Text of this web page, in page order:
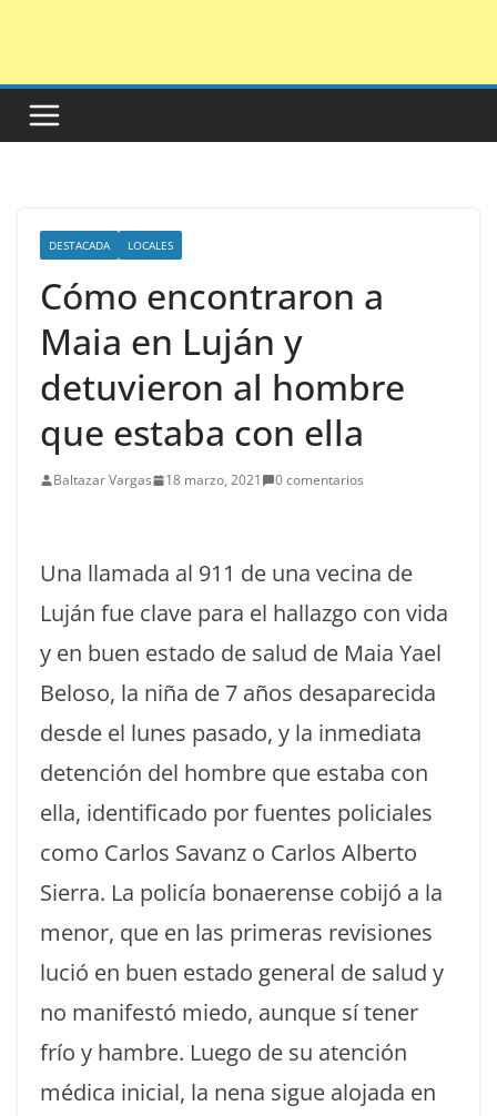
DESTACADA LOCALES
Cómo encontraron a
Maia en Luján y
detuvieron al hombre
que estaba con ella
Baltazar Vargas 18 marzo, 2021 0 comentarios
Una llamada al 911 de una vecina de
Luján fue clave para el hallazgo con vida
y en buen estado de salud de Maia Yael
Beloso, la niña de 7 años desaparecida
desde el lunes pasado, y la inmediata
detención del hombre que estaba con
ella, identificado por fuentes policiales
como Carlos Savanz o Carlos Alberto
Sierra. La policía bonaerense cobijó a la
menor, que en las primeras revisiones
lució en buen estado general de salud y
no manifestó miedo, aunque sí tener
frío y hambre. Luego de su atención
médica inicial, la nena sigue alojada en